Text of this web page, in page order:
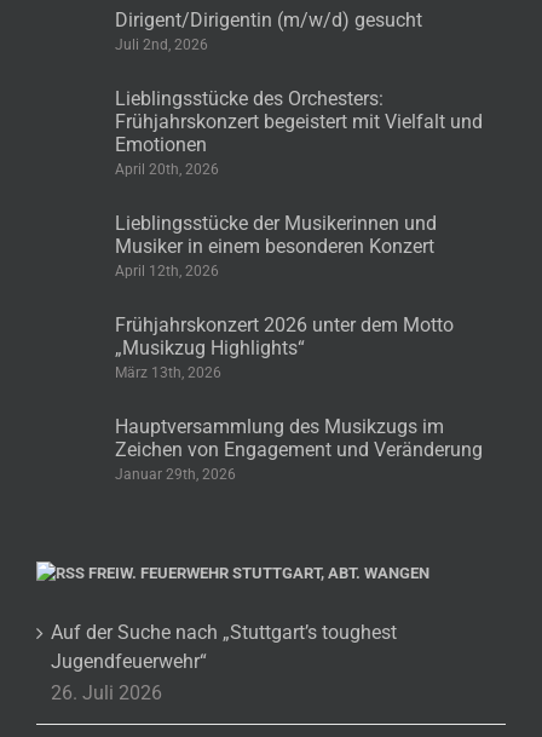
Dirigent/Dirigentin (m/w/d) gesucht
Juli 2nd, 2026
Lieblingsstücke des Orchesters:
Frühjahrskonzert begeistert mit Vielfalt und
Emotionen
April 20th, 2026
Lieblingsstücke der Musikerinnen und
Musiker in einem besonderen Konzert
April 12th, 2026
Frühjahrskonzert 2026 unter dem Motto
„Musikzug Highlights“
März 13th, 2026
Hauptversammlung des Musikzugs im
Zeichen von Engagement und Veränderung
Januar 29th, 2026
FREIW. FEUERWEHR STUTTGART, ABT. WANGEN
Auf der Suche nach „Stuttgart’s toughest
Jugendfeuerwehr“
26. Juli 2026